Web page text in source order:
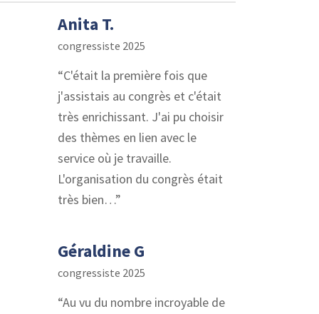
Anita T.
congressiste 2025
C'était la première fois que
j'assistais au congrès et c'était
très enrichissant. J'ai pu choisir
des thèmes en lien avec le
service où je travaille.
L'organisation du congrès était
très bien…
Géraldine G
congressiste 2025
Au vu du nombre incroyable de